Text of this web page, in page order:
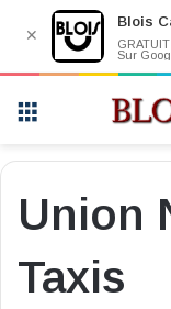
Union
Taxis
✕
Blois
GRATUIT
Sur